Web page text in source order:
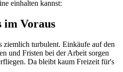
einhalten kannst:
im Voraus
ziemlich turbulent. Einkäufe auf den
und Fristen bei der Arbeit sorgen
Da bleibt kaum Freizeit für's